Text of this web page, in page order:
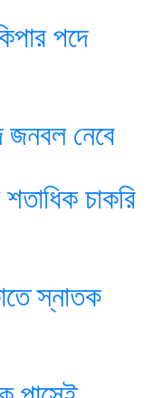
পদে
জনবল নেবে
চাকরি
স্নাতক